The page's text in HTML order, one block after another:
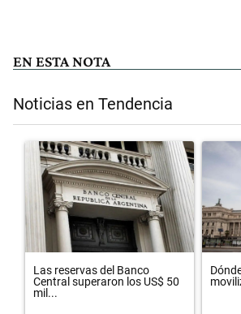
EN ESTA NOTA
Noticias en Tendencia
Un artículo de tendencia con el título "Las
Las reservas del Banco
Central superaron los US$ 50
mil...
Un